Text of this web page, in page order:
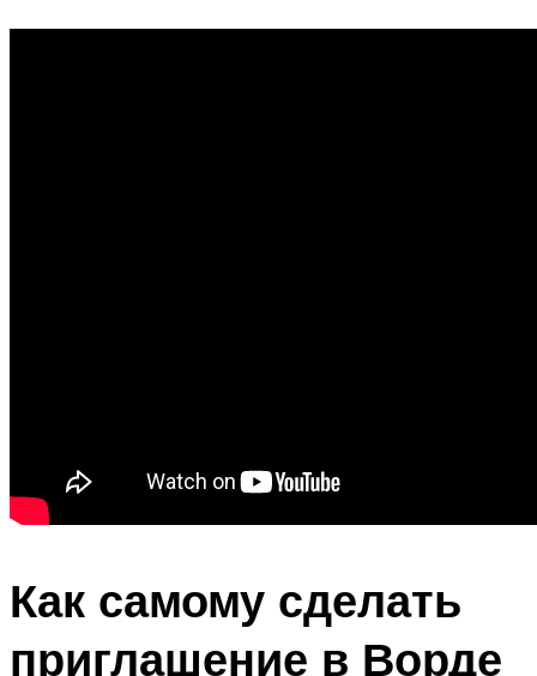
Как самому сделать
приглашение в Ворде